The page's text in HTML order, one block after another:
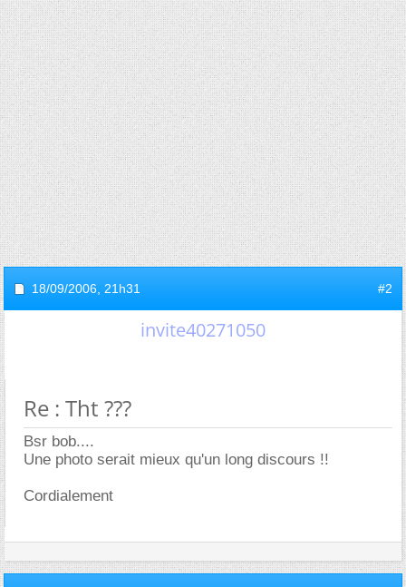
18/09/2006, 21h31 #2
invite40271050
Re : Tht ???
Bsr bob....
Une photo serait mieux qu'un long discours !!
Cordialement